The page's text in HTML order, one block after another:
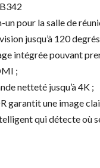
pour la salle de
jusqu’à 120
intégrée pouvant
;
netteté jusqu’à 4K ;
garantit une image
qui détecte où